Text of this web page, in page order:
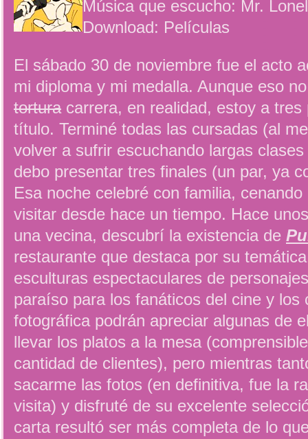
Música que escucho: Mr.
Download: Películas
El sábado 30 de noviembre fue el acto
mi diploma y mi medalla. Aunque eso
tortura carrera, en realidad, estoy a
título. Terminé todas las cursadas (al
volver a sufrir escuchando largas
debo presentar tres finales (un par, ya
Esa noche celebré con familia,
visitar desde hace un tiempo. Hace
una vecina, descubrí la existencia de
restaurante que destaca por su
esculturas espectaculares de
paraíso para los fanáticos del cine y los
fotográfica podrán apreciar algunas de
llevar los platos a la mesa
cantidad de clientes), pero mientras
sacarme las fotos (en definitiva, fue la
visita) y disfruté de su excelente
carta resultó ser más completa de lo